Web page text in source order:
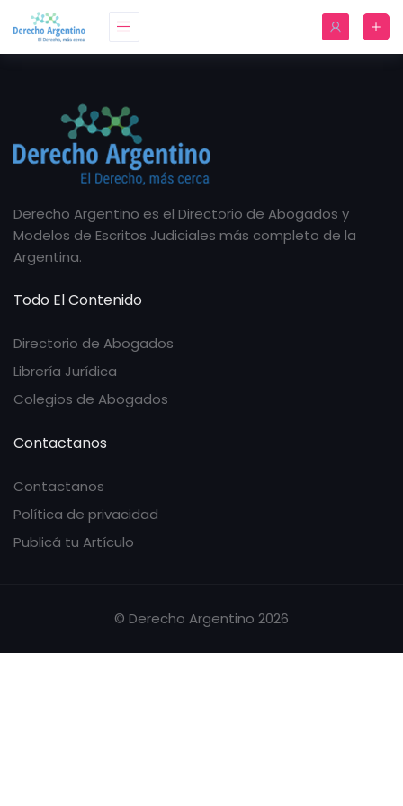
Derecho Argentino es el Directorio de Abogados y
Modelos de Escritos Judiciales más completo de la
Argentina.
Todo El Contenido
Directorio de Abogados
Librería Jurídica
Colegios de Abogados
Contactanos
Contactanos
Política de privacidad
Publicá tu Artículo
© Derecho Argentino 2026